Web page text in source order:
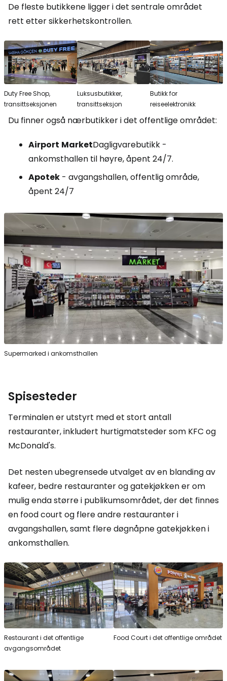
De fleste butikkene ligger i det sentrale området
rett etter sikkerhetskontrollen.
Duty Free Shop,
transittseksjonen
Luksusbutikker,
transittseksjon
Butikk for
reiseelektronikk
Du finner også nærbutikker i det offentlige området:
Airport MarketDagligvarebutikk -
ankomsthallen til høyre, åpent 24/7.
Apotek - avgangshallen, offentlig område,
åpent 24/7
Supermarked i ankomsthallen
Spisesteder
Terminalen er utstyrt med et stort antall
restauranter, inkludert hurtigmatsteder som KFC og
McDonald's.
Det nesten ubegrensede utvalget av en blanding av
kafeer, bedre restauranter og gatekjøkken er om
mulig enda større i publikumsområdet, der det finnes
en food court og flere andre restauranter i
avgangshallen, samt flere døgnåpne gatekjøkken i
ankomsthallen.
Restaurant i det offentlige
avgangsområdet
Food Court i det offentlige området